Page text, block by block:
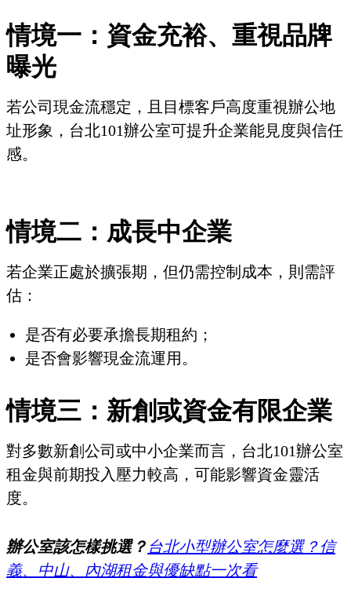
情境一：資金充裕、重視品牌
曝光
若公司現金流穩定，且目標客戶高度重視辦公地
址形象，台北101辦公室可提升企業能見度與信任
感。
情境二：成長中企業
若企業正處於擴張期，但仍需控制成本，則需評
估：
是否有必要承擔長期租約；
是否會影響現金流運用。
情境三：新創或資金有限企業
對多數新創公司或中小企業而言，台北101辦公室
租金與前期投入壓力較高，可能影響資金靈活
度。
辦公室該怎樣挑選？ 台北小型辦公室怎麼選？信
義、中山、內湖租金與優缺點一次看